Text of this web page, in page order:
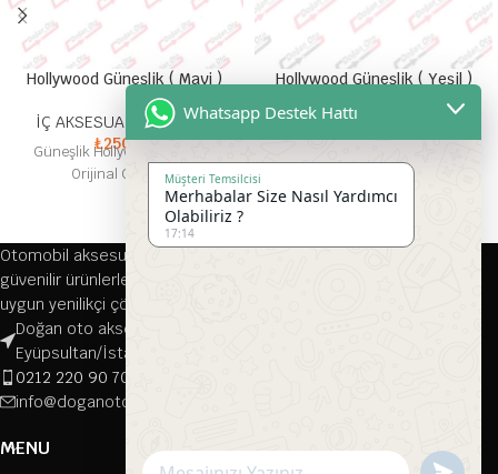
Hollywood Güneşlik ( Mavi )
İÇ AKSESUAR ÇEŞİTLERİ
₺250,00
Güneşlik Hollywood Güneşlik
Orijinal Güneşlik
Hollywood Güneşlik ( Yeşil )
İÇ AKSESUAR ÇEŞİTLERİ
₺250,00
Orijinal Güneşlik
Otomobil aksesuarları alanında 1976 yılından bu yana kaliteli ve
güvenilir ürünlerle hizmet veren firmamız, her türlü aracınıza
uygun yenilikçi çözümler sunmaktadır.
Doğan oto aksesuar, Çırçır, Namık Kemal Cd. 116-118/A, 34070
Eyüpsultan/İstanbul
0212 220 90 70
info@doganotoaksesuar.com
MENU
Whatsapp Destek Hattı
Müşteri Temsilcisi
Merhabalar Size Nasıl Yardımcı
Olabiliriz ?
17:14